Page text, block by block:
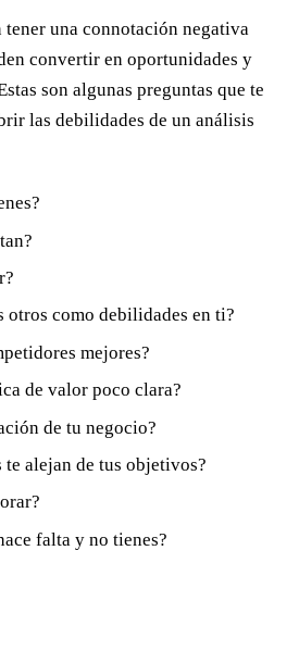
tener una connotación negativa
convertir en oportunidades y
son algunas preguntas que te
las debilidades de un análisis
otros como debilidades en ti?
mejores?
de valor poco clara?
de tu negocio?
te alejan de tus objetivos?
falta y no tienes?